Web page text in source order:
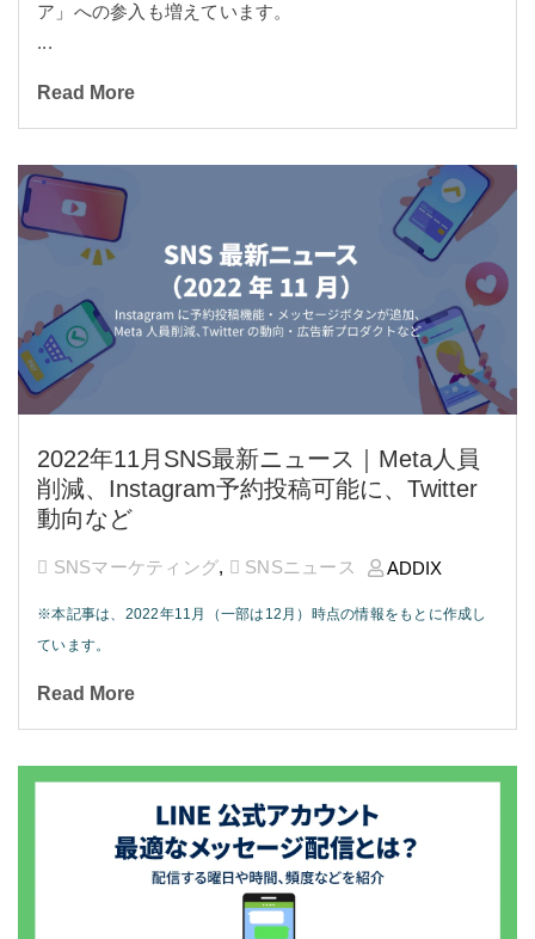
ア」への参入も増えています。
...
Read More
2022年11月SNS最新ニュース｜Meta人員
削減、Instagram予約投稿可能に、Twitter
動向など
SNSマーケティング, SNSニュース ADDIX
※本記事は、2022年11月（一部は12月）時点の情報をもとに作成し
ています。
Read More